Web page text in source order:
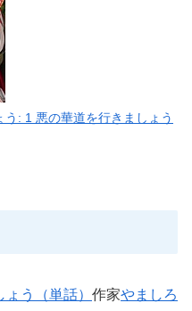
: 1 悪の華道を行きましょう
う（単話） 作家やましろ